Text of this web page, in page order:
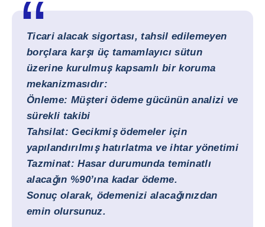
Ticari alacak sigortası, tahsil edilemeyen
borçlara karşı üç tamamlayıcı sütun
üzerine kurulmuş kapsamlı bir koruma
mekanizmasıdır:
Önleme: Müşteri ödeme gücünün analizi ve
sürekli takibi
Tahsilat: Gecikmiş ödemeler için
yapılandırılmış hatırlatma ve ihtar yönetimi
Tazminat: Hasar durumunda teminatlı
alacağın %90’ına kadar ödeme.
Sonuç olarak, ödemenizi alacağınızdan
emin olursunuz.